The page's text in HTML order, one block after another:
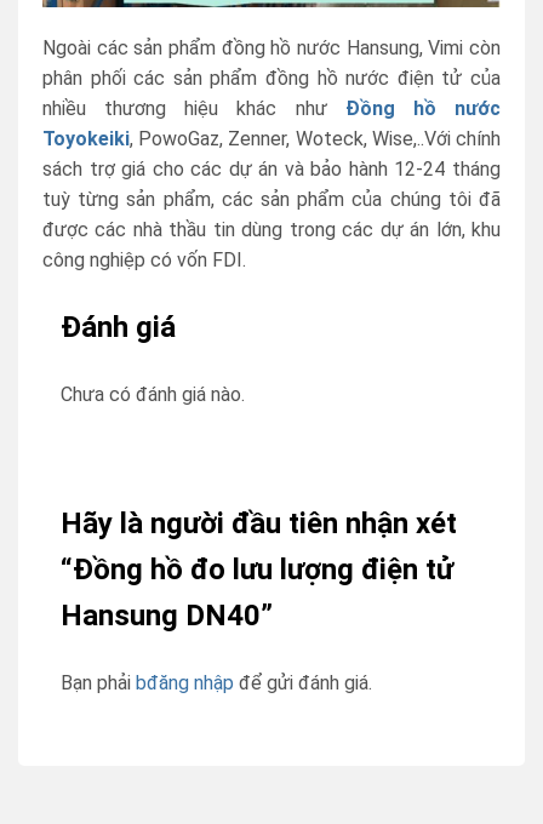
Ngoài các sản phẩm đồng hồ nước Hansung, Vimi còn
phân phối các sản phẩm đồng hồ nước điện tử của
nhiều thương hiệu khác như Đồng hồ nước
Toyokeiki, PowoGaz, Zenner, Woteck, Wise,..Với chính
sách trợ giá cho các dự án và bảo hành 12-24 tháng
tuỳ từng sản phẩm, các sản phẩm của chúng tôi đã
được các nhà thầu tin dùng trong các dự án lớn, khu
công nghiệp có vốn FDI.
Đánh giá
Chưa có đánh giá nào.
Hãy là người đầu tiên nhận xét
“Đồng hồ đo lưu lượng điện tử
Hansung DN40”
Bạn phải bđăng nhập để gửi đánh giá.